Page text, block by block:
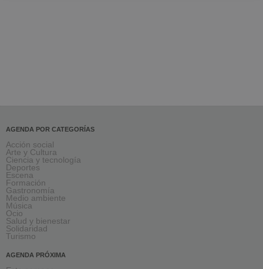
AGENDA POR CATEGORÍAS
Acción social
Arte y Cultura
Ciencia y tecnología
Deportes
Escena
Formación
Gastronomía
Medio ambiente
Música
Ocio
Salud y bienestar
Solidaridad
Turismo
AGENDA PRÓXIMA